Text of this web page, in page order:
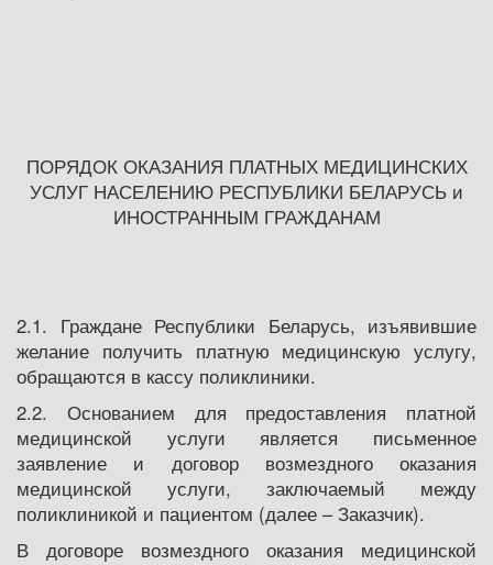
ПОРЯДОК ОКАЗАНИЯ ПЛАТНЫХ МЕДИЦИНСКИХ
УСЛУГ НАСЕЛЕНИЮ РЕСПУБЛИКИ БЕЛАРУСЬ и
ИНОСТРАННЫМ ГРАЖДАНАМ
2.1. Граждане Республики Беларусь, изъявившие
желание получить платную медицинскую услугу,
обращаются в кассу поликлиники.
2.2. Основанием для предоставления платной
медицинской услуги является письменное
заявление и договор возмездного оказания
медицинской услуги, заключаемый между
поликлиникой и пациентом (далее – Заказчик).
В договоре возмездного оказания медицинской